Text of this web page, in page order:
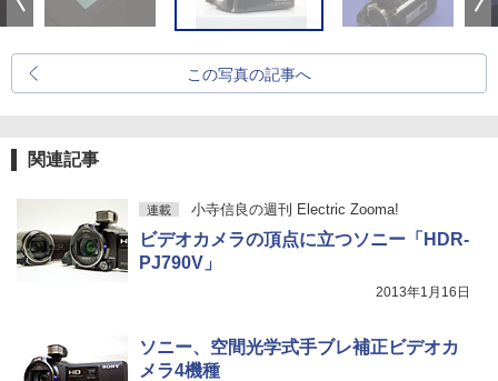
この写真の記事へ
関連記事
連載 小寺信良の週刊 Electric Zooma!
ビデオカメラの頂点に立つソニー「HDR-
PJ790V」
2013年1月16日
ソニー、空間光学式手ブレ補正ビデオカ
メラ4機種